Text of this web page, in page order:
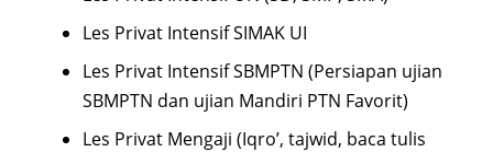
Les Privat Intensif SIMAK UI
Les Privat Intensif SBMPTN (Persiapan ujian
SBMPTN dan ujian Mandiri PTN Favorit)
Les Privat Mengaji (Iqro’, tajwid, baca tulis